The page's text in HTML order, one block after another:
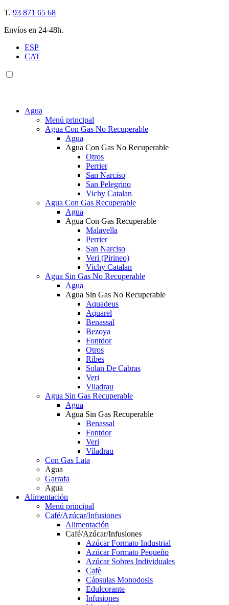
T. 93 871 65 68
Envíos en 24-48h.
ESP
CAT
Agua
Menú principal
Agua Con Gas No Recuperable
Agua
Agua Con Gas No Recuperable
Otros
Perrier
San Narciso
San Pelegrino
Vichy Catalan
Agua Con Gas Recuperable
Agua
Agua Con Gas Recuperable
Malavella
Perrier
San Narciso
Veri (Pirineo)
Vichy Catalan
Agua Sin Gas No Recuperable
Agua
Agua Sin Gas No Recuperable
Aquadeus
Aquarel
Benassal
Bezoya
Fontdor
Otros
Ribes
Solan De Cabras
Veri
Viladrau
Agua Sin Gas Recuperable
Agua
Agua Sin Gas Recuperable
Benassal
Fontdor
Veri
Viladrau
Con Gas Lata
Agua
Garrafa
Agua
Alimentación
Menú principal
Café/Azúcar/Infusiones
Alimentación
Café/Azúcar/Infusiones
Azúcar Formato Industrial
Azúcar Formato Pequeño
Azúcar Sobres Individuales
Cafè
Cápsulas Monodosis
Edulcorante
Infusiones